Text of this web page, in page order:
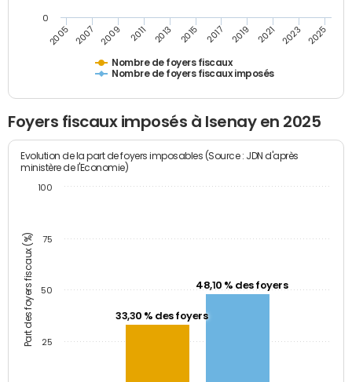
Nombre de foyers fiscaux
Nombre de foyers fiscaux imposés
2005 2007 2009 2011 2013 2015 2017 2019 2021 2023 2025
0
Foyers fiscaux imposés à Isenay en 2025
Part des foyers fiscaux (%)
Evolution de la part de foyers imposables (Source : JDN d'après
ministère de l'Economie)
33,30 % des foyers
48,10 % des foyers
25
50
75
100